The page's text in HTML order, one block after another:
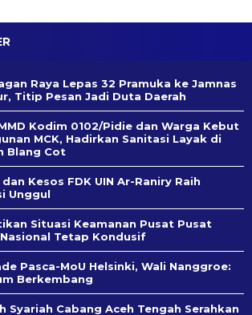
Raya Lepas 32 Pramuka ke Jamnas
Titip Pesan Jadi Duta Daerah
Kodim 0102/Pidie dan Warga Kebut
MCK, Hadirkan Sanitasi Layak di
Blang Cot
Kesos FDK UIN Ar-Raniry Raih
Unggul
Situasi Keamanan Pusat Pusat
Tetap Kondusif
Pasca-MoU Helsinki, Wali Nanggroe:
Berkembang
Syariah Cabang Aceh Tengah Serahkan